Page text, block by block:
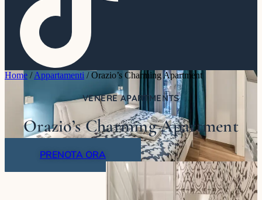
Home /Appartamenti /Orazio’s Charming Apartment
VENERE APARTMENTS
Orazio’s Charming Apartment
PRENOTA ORA